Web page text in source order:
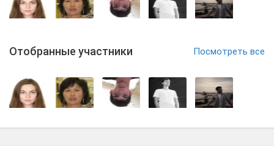
Отобранные участники Посмотреть все